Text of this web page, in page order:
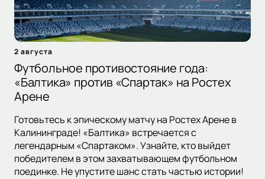
2 августа
Футбольное противостояние года:
«Балтика» против «Спартак» на Ростех
Арене
Готовьтесь к эпическому матчу на Ростех Арене в
Калининграде! «Балтика» встречается с
легендарным «Спартаком». Узнайте, кто выйдет
победителем в этом захватывающем футбольном
поединке. Не упустите шанс стать частью истории!